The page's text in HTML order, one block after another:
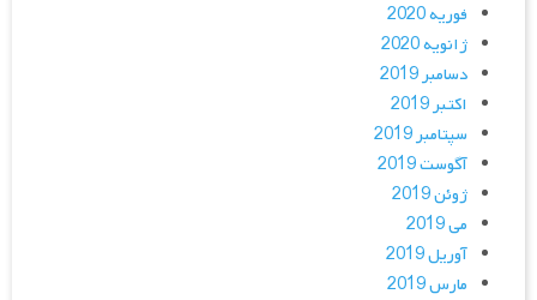
فوریه 2020
ژانویه 2020
دسامبر 2019
اکتبر 2019
سپتامبر 2019
آگوست 2019
ژوئن 2019
می 2019
آوریل 2019
مارس 2019